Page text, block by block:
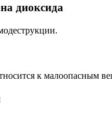
диоксида
к малоопасным